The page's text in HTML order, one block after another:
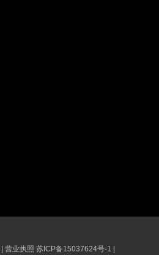
| 营业执照 苏ICP备15037624号-1 |